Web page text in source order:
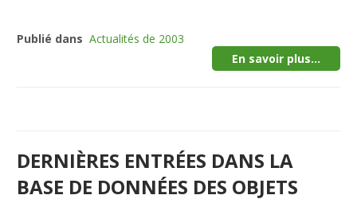
Publié dans Actualités de 2003
En savoir plus...
DERNIÈRES ENTRÉES DANS LA
BASE DE DONNÉES DES OBJETS